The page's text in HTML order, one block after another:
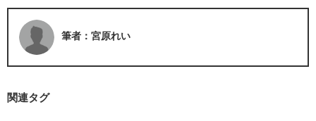
筆者：宮原れい
関連タグ